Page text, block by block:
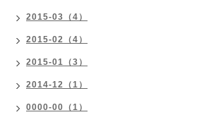
2015-03（4）
2015-02（4）
2015-01（3）
2014-12（1）
0000-00（1）